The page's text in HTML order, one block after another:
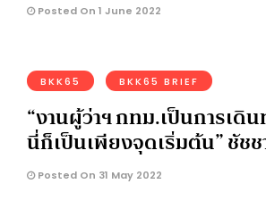
Posted On 1 June 2022
BKK65 BKK65 BRIEF
“งานผู้ว่าฯ กทม.เป็นการเดิ
นี่ก็เป็นเพียงจุดเริ่มต้น” ชัช
Posted On 31 May 2022